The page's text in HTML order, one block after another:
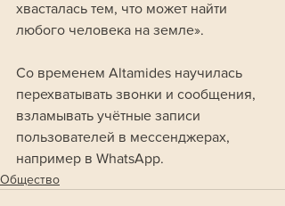
хвасталась тем, что может найти
любого человека на земле».
Со временем Altamides научилась
перехватывать звонки и сообщения,
взламывать учётные записи
пользователей в мессенджерах,
например в WhatsApp.
Общество